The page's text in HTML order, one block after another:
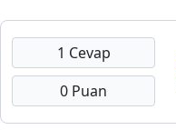
1 Cevap
0 Puan